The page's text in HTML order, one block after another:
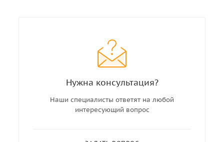
Нужна консультация?
Наши специалисты ответят на любой
интересующий вопрос